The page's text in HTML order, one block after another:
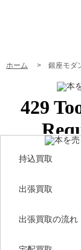
ホーム > 銀座モダン
持込買取
出張買取
出張買取の流れ